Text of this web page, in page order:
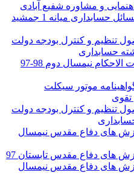
دانلود رایگان حل تشریحی مسائل حسابداری میانه 1 جمشید
تنظیم و کنترل بودجه دولت
دانلود رایگان نمونه سوال آیات الاحکام نیمسال دوم 98-97
موتور سیکلت
تنظیم و کنترل بودجه دولت
های دفاع مقدس نیمسال
های دفاع مقدس تابستان 97
های دفاع مقدس نیمسال